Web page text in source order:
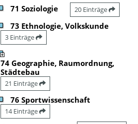
71 Soziologie 20 Einträge
73 Ethnologie, Volkskunde
3 Einträge
74 Geographie, Raumordnung,
Städtebau
21 Einträge
76 Sportwissenschaft
14 Einträge